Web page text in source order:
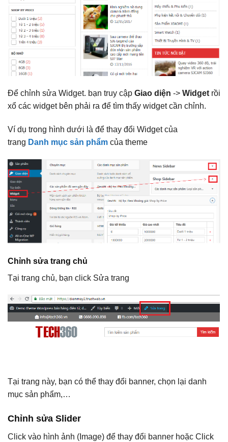
Để chỉnh sửa Widget. bạn truy cập Giao diện -> Widget rồi
xổ các widget bên phải ra để tìm thấy widget cần chỉnh.
Ví dụ trong hình dưới là để thay đổi Widget của
trang Danh mục sản phẩm của theme
Chỉnh sửa trang chủ
Tại trang chủ, bạn click Sửa trang
Tại trang này, bạn có thể thay đổi banner, chọn lại danh
mục sản phẩm,…
Chỉnh sửa Slider
Click vào hình ảnh (Image) để thay đổi banner hoặc Click